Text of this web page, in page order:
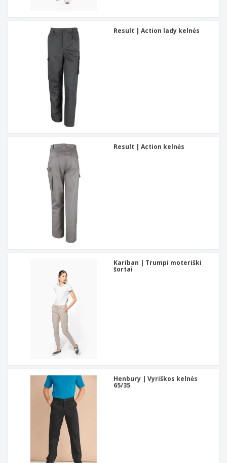
Result | Action lady kelnės
Result | Action kelnės
Kariban | Trumpi moteriški
šortai
Henbury | Vyriškos kelnės
65/35